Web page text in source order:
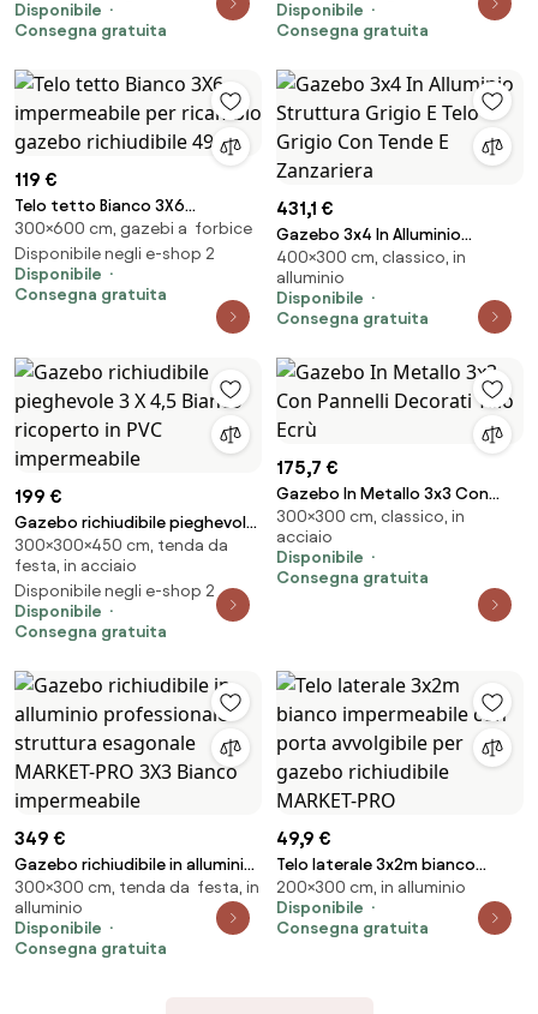
Disponibile
Consegna gratuita
Disponibile
Consegna gratuita
119 €
Telo tetto Bianco 3X6
impermeabile per ricambio
gazebo richiudibile 49483
300×600 cm, gazebi a forbice
Disponibile negli e-shop 2
Disponibile
Consegna gratuita
431,1 €
Gazebo 3x4 In Alluminio
Struttura Grigio E Telo Grigio
Con Tende E Zanzariera
400×300 cm, classico, in
alluminio
Disponibile
Consegna gratuita
199 €
Gazebo richiudibile pieghevole
3 X 4,5 Bianco ricoperto in PVC
impermeabile
300×300×450 cm, tenda da
festa, in acciaio
Disponibile negli e-shop 2
Disponibile
Consegna gratuita
175,7 €
Gazebo In Metallo 3x3 Con
Pannelli Decorati Telo Ecrù
300×300 cm, classico, in
acciaio
Disponibile
Consegna gratuita
349 €
Gazebo richiudibile in alluminio
professionale struttura
esagonale MARKET-PRO 3X3
Bianco impermeabile
300×300 cm, tenda da festa, in
alluminio
Disponibile
Consegna gratuita
49,9 €
Telo laterale 3x2m bianco
impermeabile con porta
avvolgibile per gazebo
richiudibile MARKET-PRO
200×300 cm, in alluminio
Disponibile
Consegna gratuita